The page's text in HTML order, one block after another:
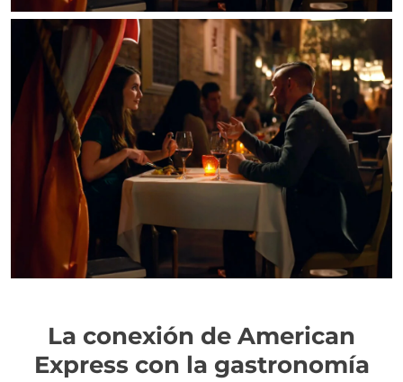
La conexión de American
Express con la gastronomía